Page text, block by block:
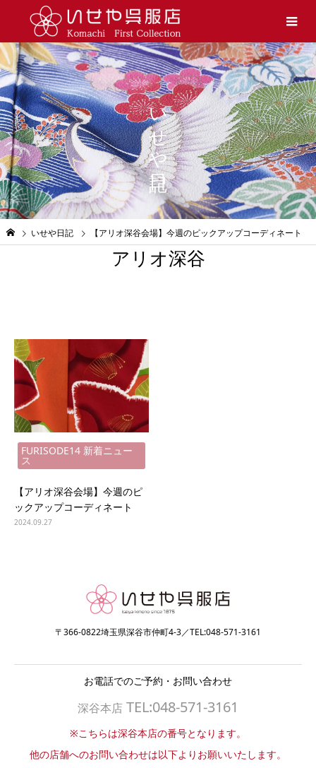
いせや日記
いせや日記 【アリオ深谷会場】今週のピックアップコーディネート
アリオ深谷
FURISODE14 新着ニュー
ス
【アリオ深谷会場】今週のピ
ックアップコーディネート
2024.09.27
〒366-0822埼玉県深谷市仲町4-3／TEL:048-571-3161
お電話でのご予約・お問い合わせ
深谷本店 TEL:048-571-3161
※こちらは深谷本店の番号となります。
他の店舗へのお問い合わせは以下よりお願いいたします。